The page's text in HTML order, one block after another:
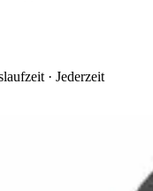
· Jederzeit